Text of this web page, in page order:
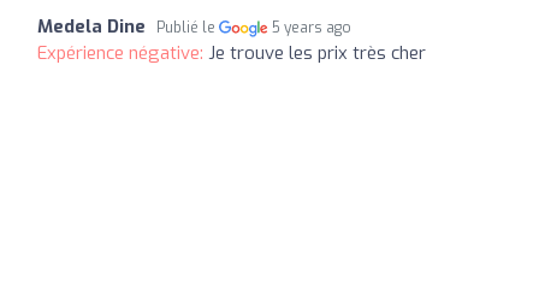
Medela Dine Publié le 5 years ago
Expérience négative: Je trouve les prix très cher